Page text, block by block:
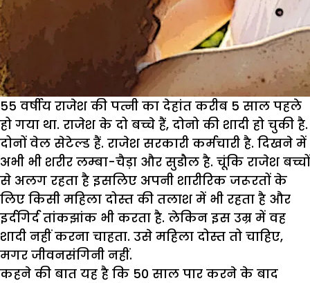
55 वर्षीय राजेश की पत्नी का देहांत करीब 5 साल पहले
हो गया था. राजेश के दो बच्चे हैं, दोनो की शादी हो चुकी है.
दोनों वेल सेटेल्ड हैं. राजेश सरकारी कर्मचारी है. दिखने में
अभी भी शरीर लम्बा-चैड़ा और सुडौल है. चूंकि राजेश बच्चों
से अलग रहता है इसलिए अपनी शारीरिक जरूरतों के
लिए किसी महिला दोस्त की तलाश में भी रहता है और
इर्दगिर्द तांकझांक भी करता है. लेकिन इस उम्र में वह
शादी नहीं करना चाहता. उसे महिला दोस्त तो चाहिए,
मगर जीवनसंगिनी नहीं.
कहने की बात यह है कि 50 साल पार करने के बाद